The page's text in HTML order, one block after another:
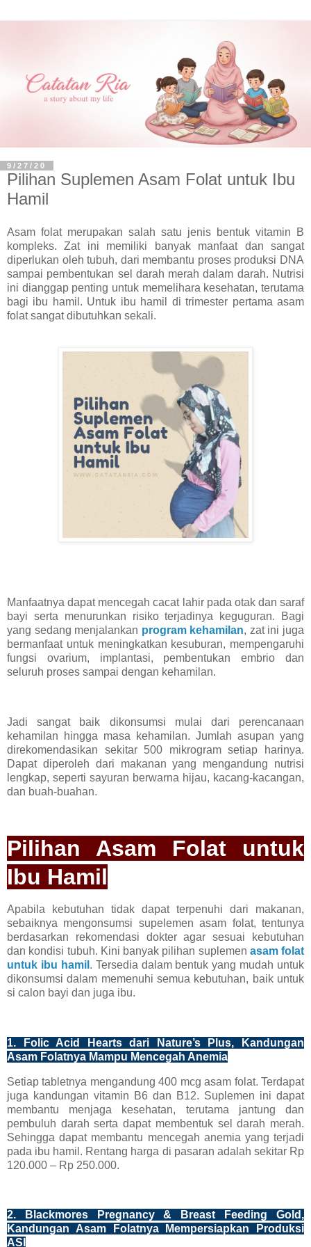
9/27/20
Pilihan Suplemen Asam Folat untuk Ibu
Hamil
Asam folat merupakan salah satu jenis bentuk vitamin B
kompleks. Zat ini memiliki banyak manfaat dan sangat
diperlukan oleh tubuh, dari membantu proses produksi DNA
sampai pembentukan sel darah merah dalam darah. Nutrisi
ini dianggap penting untuk memelihara kesehatan, terutama
bagi ibu hamil. Untuk ibu hamil di trimester pertama asam
folat sangat dibutuhkan sekali.
Manfaatnya dapat mencegah cacat lahir pada otak dan saraf
bayi serta menurunkan risiko terjadinya keguguran. Bagi
yang sedang menjalankan program kehamilan, zat ini juga
bermanfaat untuk meningkatkan kesuburan, mempengaruhi
fungsi ovarium, implantasi, pembentukan embrio dan
seluruh proses sampai dengan kehamilan.
Jadi sangat baik dikonsumsi mulai dari perencanaan
kehamilan hingga masa kehamilan. Jumlah asupan yang
direkomendasikan sekitar 500 mikrogram setiap harinya.
Dapat diperoleh dari makanan yang mengandung nutrisi
lengkap, seperti sayuran berwarna hijau, kacang-kacangan,
dan buah-buahan.
Pilihan Asam Folat untuk
Ibu Hamil
Apabila kebutuhan tidak dapat terpenuhi dari makanan,
sebaiknya mengonsumsi supelemen asam folat, tentunya
berdasarkan rekomendasi dokter agar sesuai kebutuhan
dan kondisi tubuh. Kini banyak pilihan suplemen asam folat
untuk ibu hamil . Tersedia dalam bentuk yang mudah untuk
dikonsumsi dalam memenuhi semua kebutuhan, baik untuk
si calon bayi dan juga ibu.
1. Folic Acid Hearts dari Nature’s Plus, Kandungan
Asam Folatnya Mampu Mencegah Anemia
Setiap tabletnya mengandung 400 mcg asam folat. Terdapat
juga kandungan vitamin B6 dan B12. Suplemen ini dapat
membantu menjaga kesehatan, terutama jantung dan
pembuluh darah serta dapat membentuk sel darah merah.
Sehingga dapat membantu mencegah anemia yang terjadi
pada ibu hamil. Rentang harga di pasaran adalah sekitar Rp
120.000 – Rp 250.000.
2. Blackmores Pregnancy & Breast Feeding Gold,
Kandungan Asam Folatnya Mempersiapkan Produksi
ASI